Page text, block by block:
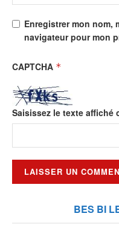
Enregistrer mon nom,
navigateur pour mon
CAPTCHA *
Saisissez le texte affiché
BES BI